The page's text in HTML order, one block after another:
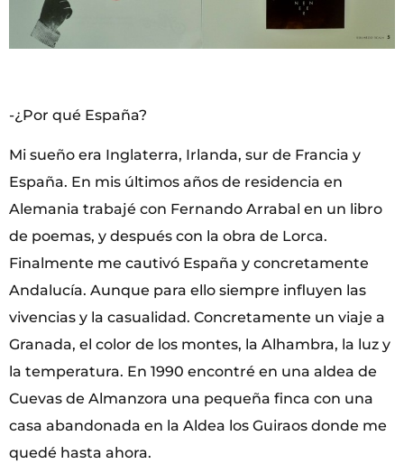
-¿Por qué España?
Mi sueño era Inglaterra, Irlanda, sur de Francia y
España. En mis últimos años de residencia en
Alemania trabajé con Fernando Arrabal en un libro
de poemas, y después con la obra de Lorca.
Finalmente me cautivó España y concretamente
Andalucía. Aunque para ello siempre influyen las
vivencias y la casualidad. Concretamente un viaje a
Granada, el color de los montes, la Alhambra, la luz y
la temperatura. En 1990 encontré en una aldea de
Cuevas de Almanzora una pequeña finca con una
casa abandonada en la Aldea los Guiraos donde me
quedé hasta ahora.